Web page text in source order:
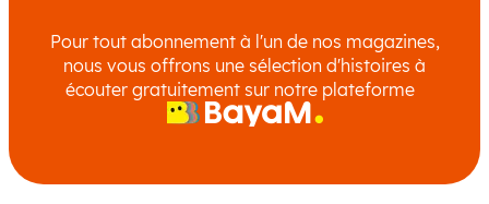
Pour tout abonnement à l'un de nos magazines,
nous vous offrons une sélection d'histoires à
écouter gratuitement sur notre plateforme